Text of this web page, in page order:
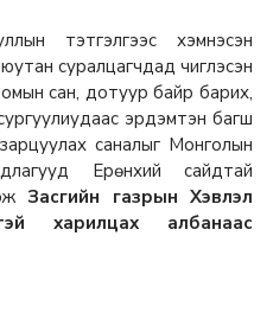
тэтгэлгээс хэмнэсэн
суралцагчдад чиглэсэн
сан, дотуур байр барих,
эрдэмтэн багш
саналыг Монголын
Ерөнхий сайдтай
Засгийн газрын Хэвлэл
харилцах албанаас